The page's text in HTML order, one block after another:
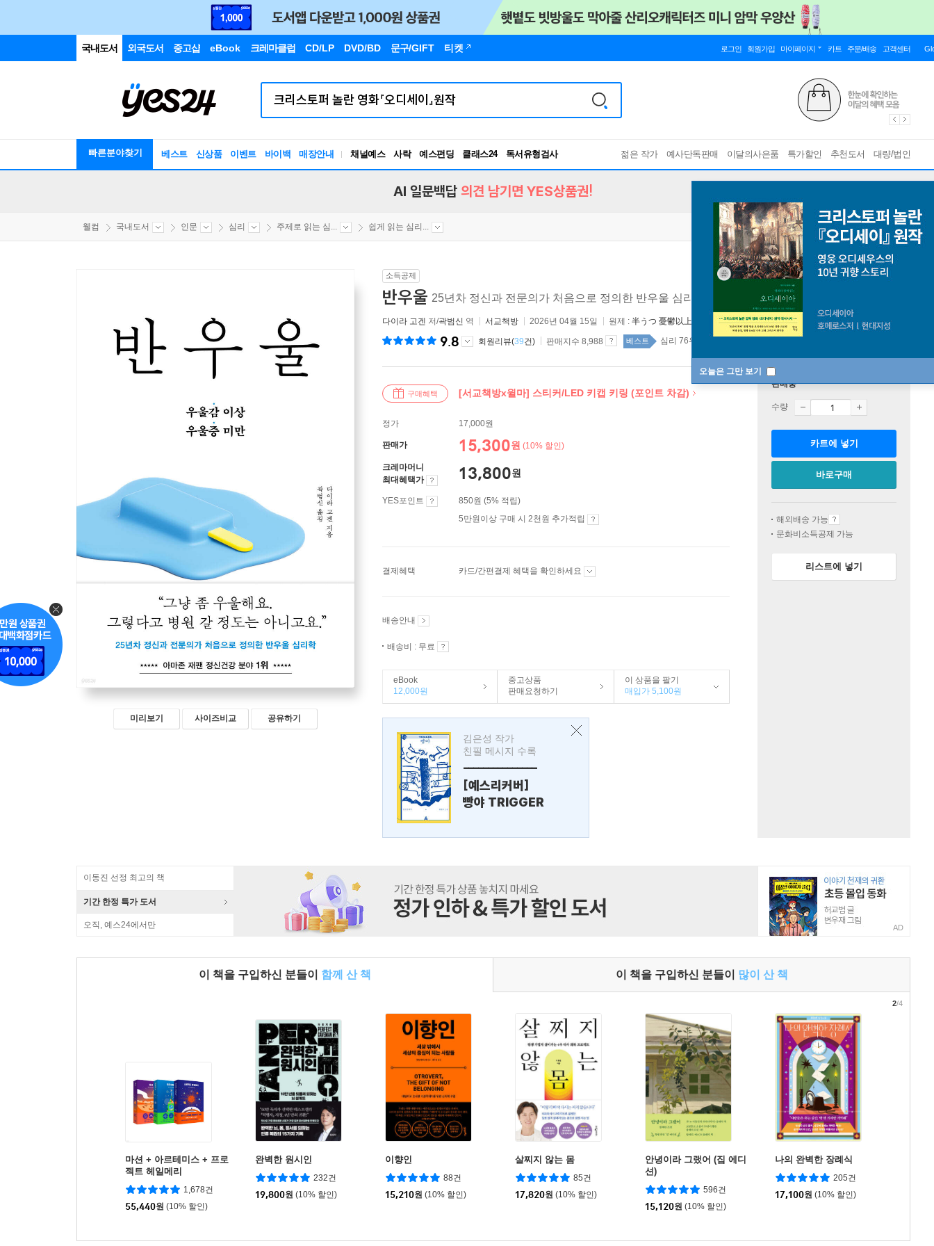
국내도서 외국도서 중고샵 eBook 크레마클럽 CD/LP DVD/BD 문구/GIFT 티켓 로그인 회원가입 마이페이지 카트 주문/배송 고객센터
빠른분야찾기 베스트 신상품 이벤트 바이백 매장안내 채널예스 사락 예스펀딩 클래스24
독서유형검사
RBTI Lab
젊은 작가 예사단독판매 이달의사은품 특가할인 추천도서 대량/법인
오늘은 그만 보기
AI 일문백답 의견 남기면 YES상품권!
웰컴 국내도서 인문 심리 주제로 읽는 심... 쉽게 읽는 심리...
미리보기 사이즈비교 공유하기
소득공제
반우울 25년차 정신과 전문의가 처음으로 정의한 반우울 심리학
다이라 고겐 저/곽범신 역 서교책방 2026년 04월 15일 원제 : 半うつ 憂鬱以上,うつ未滿
9.8 회원리뷰(39건) 판매지수 8,988 베스트 심리 76위
구매혜택 [서교책방x윌마] 스티커/LED 키캡 키링 (포인트 차감)
정가 17,000원
판매가 15,300원 (10% 할인)
크레마머니
최대혜택가
13,800원
YES포인트
850원 (5% 적립)
5만원이상 구매 시 2천원 추가적립
결제혜택 카드/간편결제 혜택을 확인하세요
배송안내
배송비 : 무료
eBook
12,000원
중고상품
판매요청하기
이 상품을 팔기
매입가 5,100원
김은성 작가
친필 메시지 수록
---------------
[예스리커버]
빵야 TRIGGER
판매중
수량
카트에 넣기
바로구매
해외배송 가능
문화비소득공제 가능
리스트에 넣기
이동진 선정 최고의 책
기간 한정 특가 도서
오직, 예스24에서만 AD
이 책을 구입하신 분들이 함께 산 책 이 책을 구입하신 분들이 많이 산 책
마션 + 아르테미스 + 프로
젝트 헤일메리
1,678건
55,440원 (10% 할인)
완벽한 원시인
232건
19,800원 (10% 할인)
이향인
88건
15,210원 (10% 할인)
살찌지 않는 몸
85건
17,820원 (10% 할인)
안녕이라 그랬어 (집 에디
션)
596건
15,120원 (10% 할인)
나의 완벽한 장례식
205건
17,100원 (10% 할인)
2/4